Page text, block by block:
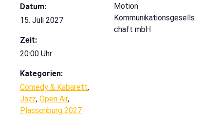
Datum:
15. Juli 2027
Zeit:
20:00 Uhr
Kategorien:
Comedy & Kabarett,
Jazz, Open Air,
Plassenburg 2027
Motion
Kommunikationsgesells
chaft mbH